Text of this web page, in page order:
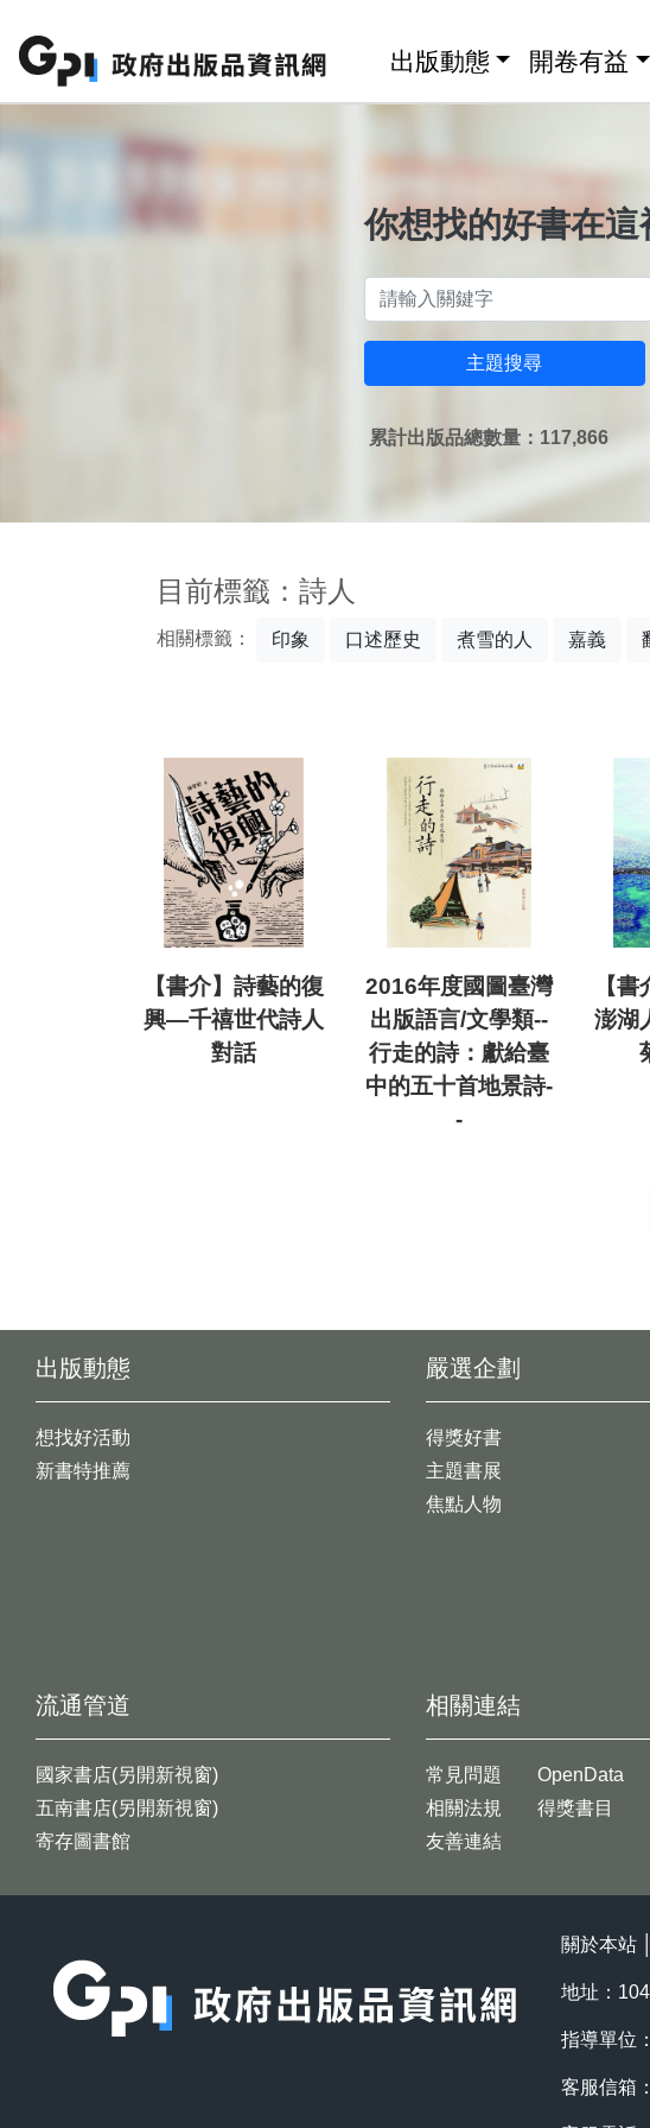
出版動態 開卷有益
你想找的好書在這
主題搜尋
累計出版品總數量：117,866
目前標籤：詩人
相關標籤： 印象 口述歷史 煮雪的人 嘉義
【書介】詩藝的復
興—千禧世代詩人
對話
2016年度國圖臺灣
出版語言/文學類--
行走的詩：獻給臺
中的五十首地景詩-
-
【
澎湖
出版動態
想找好活動
新書特推薦
嚴選企劃
得獎好書
主題書展
焦點人物
流通管道
國家書店(另開新視窗)
五南書店(另開新視窗)
寄存圖書館
相關連結
常見問題
相關法規
友善連結
OpenData
得獎書目
關於本站
地址：
指導單位
客服信箱：